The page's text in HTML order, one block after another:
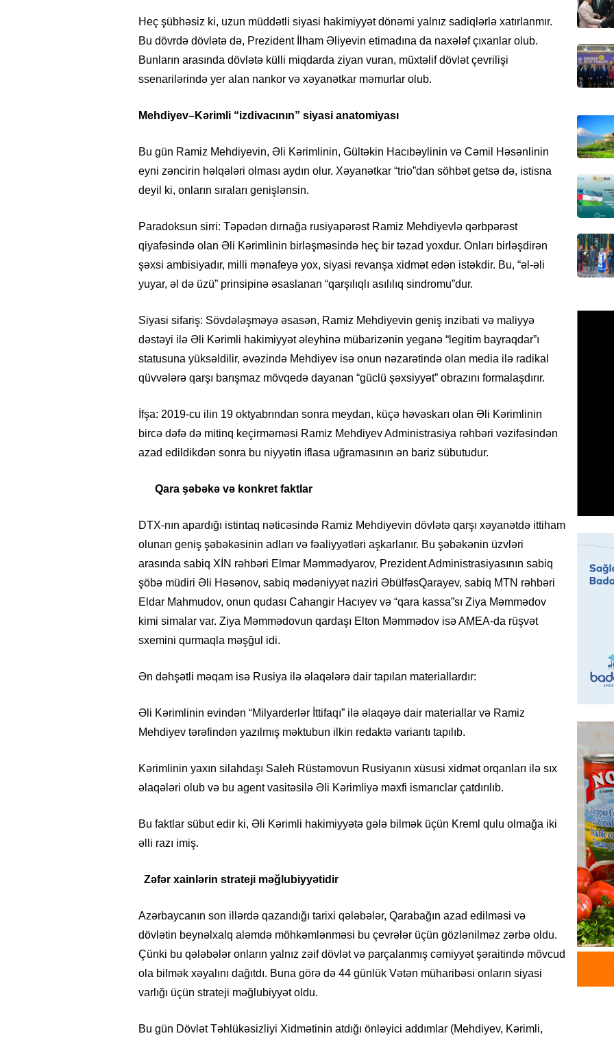
Heç şübhəsiz ki, uzun müddətli siyasi hakimiyyətdönəmi yalnız sadiqlərlə xatırlanmır.
Bu dövrdə dövlətə də, Prezident İlham Əliyevin etimadına da naxələf çıxanlar olub.
Bunların arasında dövlətə külli miqdarda ziyan vuran, müxtəlif dövlət çevrilişi
ssenarilərində yer alan nankor və xəyanətkar məmurlar olub.
Mehdiyev–Kərimli “izdivacının” siyasi anatomiyası
Bu gün Ramiz Mehdiyevin, Əli Kərimlinin, Gültəkin Hacıbəylinin və Cəmil Həsənlinin
eyni zəncirin həlqələri olması aydın olur. Xəyanətkar “trio”dan söhbət getsə də, istisna
deyil ki, onların sıraları genişlənsin.
Paradoksun sirri: Təpədən dırnağa rusiyapərəst Ramiz Mehdiyevlə qərbpərəst
qiyafəsində olan Əli Kərimlinin birləşməsində heç bir təzad yoxdur. Onları birləşdirən
şəxsi ambisiyadır, milli mənafeyə yox, siyasi revanşa xidmət edən istəkdir. Bu, “əl-əli
yuyar, əl də üzü” prinsipinə əsaslanan “qarşılıqlı asılılıq sindromu”dur.
Siyasi sifariş: Sövdələşməyə əsasən, Ramiz Mehdiyevin geniş inzibati və maliyyə
dəstəyi ilə Əli Kərimli hakimiyyət əleyhinə mübarizənin yeganə “legitim bayraqdar”ı
statusuna yüksəldilir, əvəzində Mehdiyev isə onun nəzarətində olan media ilə radikal
qüvvələrə qarşı barışmaz mövqedə dayanan “güclü şəxsiyyət” obrazını formalaşdırır.
İfşa: 2019-cu ilin 19 oktyabrından sonra meydan, küçə həvəskarı olan Əli Kərimlinin
bircə dəfə də mitinq keçirməməsi Ramiz Mehdiyev Administrasiya rəhbəri vəzifəsindən
azad edildikdən sonra bu niyyətin iflasa uğramasının ən bariz sübutudur.
Qara şəbəkə və konkret faktlar
DTX-nın apardığı istintaq nəticəsində Ramiz Mehdiyevin dövlətə qarşı xəyanətdə ittiham
olunan geniş şəbəkəsinin adları və fəaliyyətləri aşkarlanır. Bu şəbəkənin üzvləri
arasında sabiq XİN rəhbəri Elmar Məmmədyarov, Prezident Administrasiyasının sabiq
şöbə müdiri Əli Həsənov, sabiq mədəniyyət naziri ƏbülfəsQarayev, sabiq MTN rəhbəri
Eldar Mahmudov, onun qudası Cahangir Hacıyev və “qara kassa”sı Ziya Məmmədov
kimi simalar var. Ziya Məmmədovun qardaşı Elton Məmmədov isə AMEA-da rüşvət
sxemini qurmaqla məşğul idi.
Ən dəhşətli məqam isə Rusiya ilə əlaqələrə dair tapılan materiallardır:
Əli Kərimlinin evindən “Milyarderlər İttifaqı” ilə əlaqəyə dair materiallar və Ramiz
Mehdiyev tərəfindən yazılmış məktubun ilkin redaktə variantı tapılıb.
Kərimlinin yaxın silahdaşı Saleh Rüstəmovun Rusiyanın xüsusi xidmət orqanları ilə sıx
əlaqələri olub və bu agent vasitəsilə Əli Kərimliyə məxfi ismarıclar çatdırılıb.
Bu faktlar sübut edir ki, Əli Kərimli hakimiyyətə gələ bilmək üçün Kreml qulu olmağa iki
əlli razı imiş.
Zəfər xainlərin strateji məğlubiyyətidir
Azərbaycanın son illərdə qazandığı tarixi qələbələr, Qarabağın azad edilməsi və
dövlətin beynəlxalq aləmdə möhkəmlənməsi bu çevrələr üçün gözlənilməz zərbə oldu.
Çünki bu qələbələr onların yalnız zəif dövlət və parçalanmış cəmiyyət şəraitində mövcud
ola bilmək xəyalını dağıtdı. Buna görə də 44 günlük Vətən müharibəsi onların siyasi
varlığı üçün strateji məğlubiyyət oldu.
Bu gün Dövlət Təhlükəsizliyi Xidmətinin atdığı önləyici addımlar (Mehdiyev, Kərimli,
Husilər
ÖZƏL
Bu
GÜNDƏM
ABŞ
SƏRT
100
toplayır?
GÜNDƏM
GÜNDƏM
etdiyi
DOSYE
David